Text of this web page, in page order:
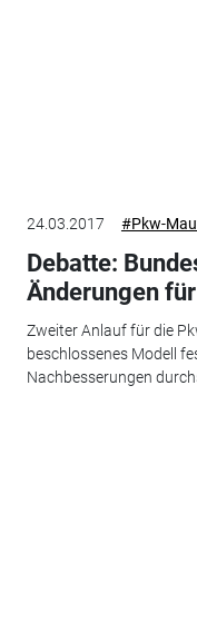
24.03.2017 #Pkw-
Debatte:
Änderungen
Zweiter Anlauf für die
beschlossenes Modell
Nachbesserungen